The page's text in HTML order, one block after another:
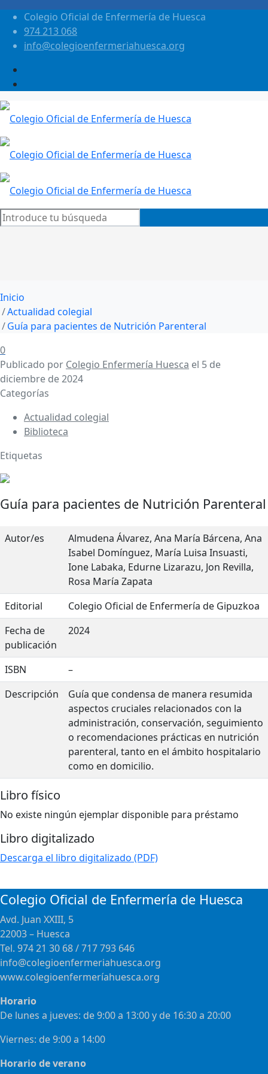
Colegio Oficial de Enfermería de Huesca
974 213 068
info@colegioenfermeriahuesca.org
Inicio
Actualidad colegial
Guía para pacientes de Nutrición Parenteral
0
Publicado por Colegio Enfermería Huesca el 5 de
diciembre de 2024
Categorías
Actualidad colegial
Biblioteca
Etiquetas
Guía para pacientes de Nutrición Parenteral
Autor/es
Almudena Álvarez, Ana María Bárcena, Ana
Isabel Domínguez, María Luisa Insuasti,
Ione Labaka, Edurne Lizarazu, Jon Revilla,
Rosa María Zapata
Editorial
Colegio Oficial de Enfermería de Gipuzkoa
Fecha de
publicación
2024
ISBN
–
Descripción
Guía que condensa de manera resumida
aspectos cruciales relacionados con la
administración, conservación, seguimiento
o recomendaciones prácticas en nutrición
parenteral, tanto en el ámbito hospitalario
como en domicilio.
Libro físico
No existe ningún ejemplar disponible para préstamo
Libro digitalizado
Descarga el libro digitalizado (PDF)
Colegio Oficial de Enfermería de Huesca
Avd. Juan XXIII, 5
22003 – Huesca
Tel. 974 21 30 68 / 717 793 646
info@colegioenfermeriahuesca.org
www.colegioenfermeríahuesca.org
Horario
De lunes a jueves: de 9:00 a 13:00 y de 16:30 a 20:00
Viernes: de 9:00 a 14:00
Horario de verano